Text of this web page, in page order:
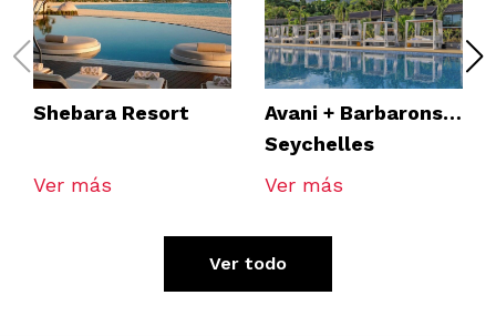
Shebara Resort
Ver más
Avani + Barbarons
Seychelles
Ver más
Ver todo